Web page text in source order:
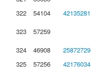
322
54104 42135281
323
57259
324
46908 25872729
325
57256 42176034